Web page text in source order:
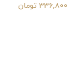
336,800 تومان